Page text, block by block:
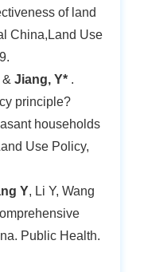
of land
China,Land Use
& Jiang, Y* .
principle?
households
Use Policy,
Y, Li Y, Wang
Public Health.